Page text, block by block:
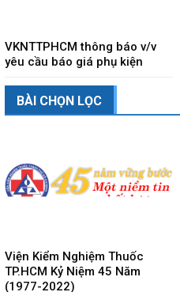
VKNTTPHCM thông báo v/v
yêu cầu báo giá phụ kiện
BÀI CHỌN LỌC
Viện Kiểm Nghiệm Thuốc
TP.HCM Kỷ Niệm 45 Năm
(1977-2022)